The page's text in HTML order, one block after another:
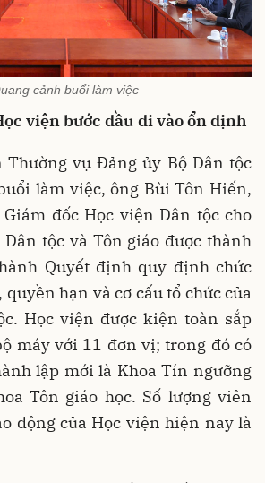
cảnh buổi làm việc
viện bước đầu đi vào ổn định
Thường vụ Đảng ủy Bộ Dân tộc
làm việc, ông Bùi Tôn Hiến,
đốc Học viện Dân tộc cho
tộc và Tôn giáo được thành
Quyết định quy định chức
hạn và cơ cấu tổ chức của
Học viện được kiện toàn sắp
máy với 11 đơn vị; trong đó có
lập mới là Khoa Tín ngưỡng
Tôn giáo học. Số lượng viên
động của Học viện hiện nay là